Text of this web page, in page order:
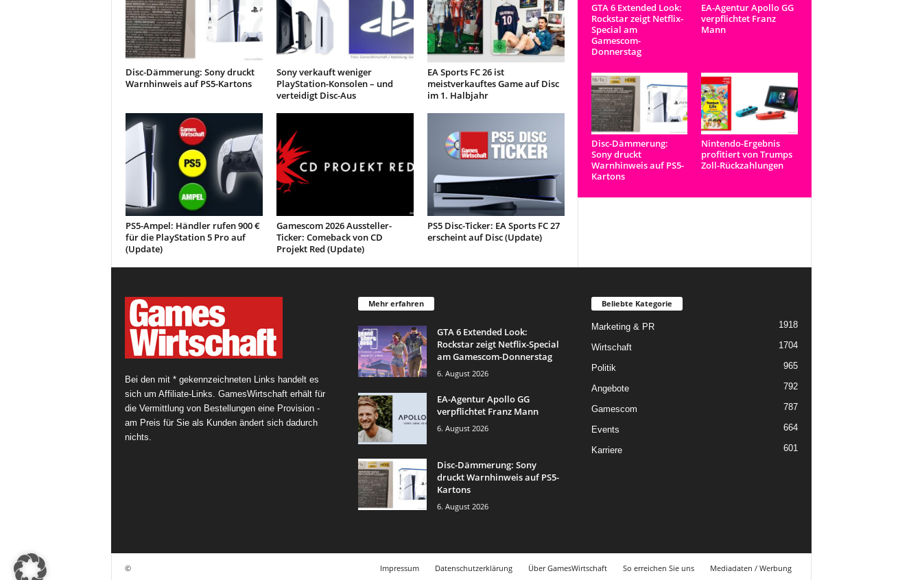
Disc-Dämmerung: Sony druckt
Warnhinweis auf PS5-Kartons
Sony verkauft weniger
PlayStation-Konsolen – und
verteidigt Disc-Aus
EA Sports FC 26 ist
meistverkauftes Game auf Disc
im 1. Halbjahr
PS5-Ampel: Händler rufen 900 €
für die PlayStation 5 Pro auf
(Update)
Gamescom 2026 Aussteller-
Ticker: Comeback von CD
Projekt Red (Update)
PS5 Disc-Ticker: EA Sports FC 27
erscheint auf Disc (Update)
GTA 6 Extended Look:
Rockstar zeigt Netflix-
Special am
Gamescom-
Donnerstag
EA-Agentur Apollo GG
verpflichtet Franz
Mann
Disc-Dämmerung:
Sony druckt
Warnhinweis auf PS5-
Kartons
Nintendo-Ergebnis
profitiert von Trumps
Zoll-Rückzahlungen
Bei den mit * gekennzeichneten Links handelt es
sich um Affiliate-Links. GamesWirtschaft erhält für
die Vermittlung von Bestellungen eine Provision -
am Preis für Sie als Kunden ändert sich dadurch
nichts.
Mehr erfahren
GTA 6 Extended Look:
Rockstar zeigt Netflix-Special
am Gamescom-Donnerstag
6. August 2026
EA-Agentur Apollo GG
verpflichtet Franz Mann
6. August 2026
Disc-Dämmerung: Sony
druckt Warnhinweis auf PS5-
Kartons
6. August 2026
Beliebte Kategorie
Marketing & PR 1918
Wirtschaft 1704
Politik 965
Angebote 792
Gamescom 787
Events 664
Karriere 601
Impressum Datenschutzerklärung Über GamesWirtschaft So erreichen Sie uns
Mediadaten / Werbung
©